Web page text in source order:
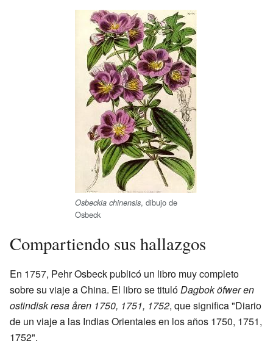
Osbeckia chinensis, dibujo de
Osbeck
Compartiendo sus hallazgos
En 1757, Pehr Osbeck publicó un libro muy completo
sobre su viaje a China. El libro se titulóDagbok öfwer en
ostindisk resa åren 1750, 1751, 1752, que significa "Diario
de un viaje a las Indias Orientales en los años 1750, 1751,
1752".